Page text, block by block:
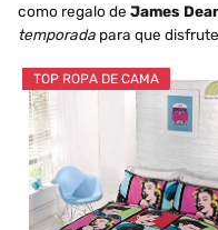
como regalo de James
temporada para que
TOP ROPA DE CAMA